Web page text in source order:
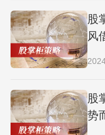
股
风
股
势